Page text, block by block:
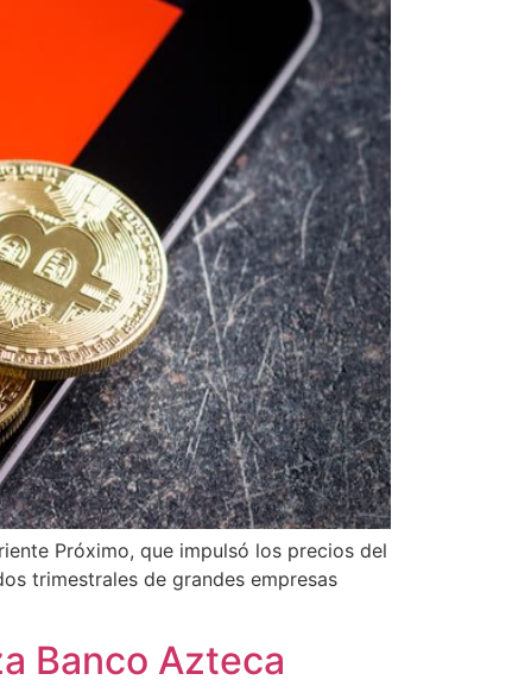
Próximo, que impulsó los precios del
trimestrales de grandes empresas
Banco Azteca